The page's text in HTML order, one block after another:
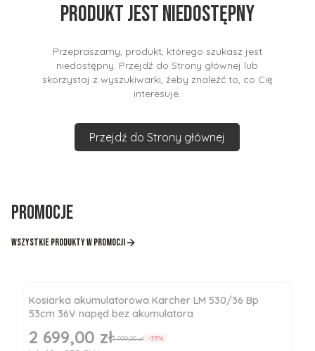
Produkt jest niedostępny
Przepraszamy, produkt, którego szukasz jest
niedostępny. Przejdź do Strony głównej lub
skorzystaj z wyszukiwarki, żeby znaleźć to, co Cię
interesuje.
Przejdź do Strony głównej
Promocje
Wszystkie produkty w promocji
Kosiarka akumulatorowa Karcher LM 530/36 Bp
53cm 36V napęd bez akumulatora
Cena promocyjna
2 699,00 zł3 999,00 zł -33%